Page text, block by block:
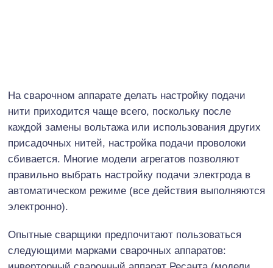
На сварочном аппарате делать настройку подачи
нити приходится чаще всего, поскольку после
каждой замены вольтажа или использования других
присадочных нитей, настройка подачи проволоки
сбивается. Многие модели агрегатов позволяют
правильно выбрать настройку подачи электрода в
автоматическом режиме (все действия выполняются
электронно).
Опытные сварщики предпочитают пользоваться
следующими марками сварочных аппаратов: